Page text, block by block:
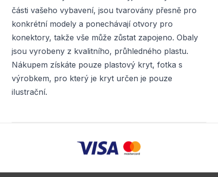
části vašeho vybavení, jsou tvarovány přesně pro
konkrétní modely a ponechávají otvory pro
konektory, takže vše může zůstat zapojeno. Obaly
jsou vyrobeny z kvalitního, průhledného plastu.
Nákupem získáte pouze plastový kryt, fotka s
výrobkem, pro který je kryt určen je pouze
ilustrační.